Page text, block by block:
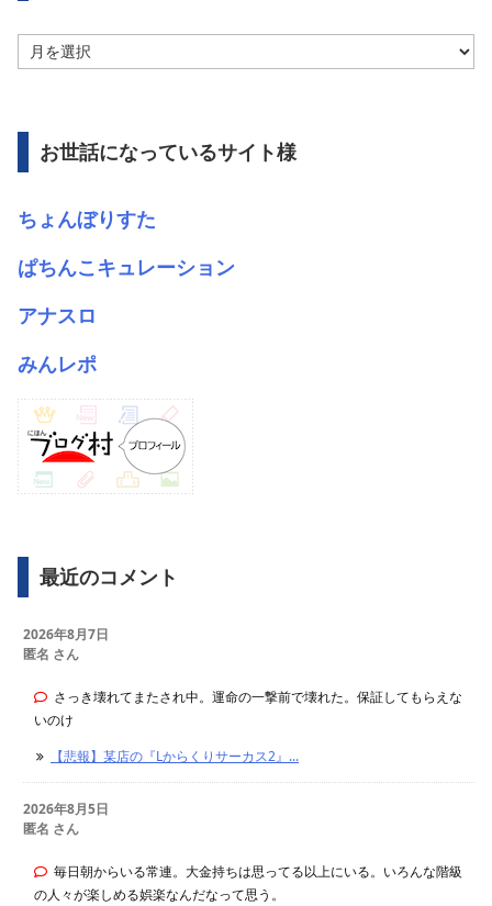
ー
ブ
お世話になっているサイト様
ちょんぼりすた
ぱちんこキュレーション
アナスロ
みんレポ
最近のコメント
2026年8月7日
匿名 さん
さっき壊れてまたされ中。運命の一撃前で壊れた。保証してもらえな
いのけ
【悲報】某店の『Lからくりサーカス2』...
2026年8月5日
匿名 さん
毎日朝からいる常連。大金持ちは思ってる以上にいる。いろんな階級
の人々が楽しめる娯楽なんだなって思う。